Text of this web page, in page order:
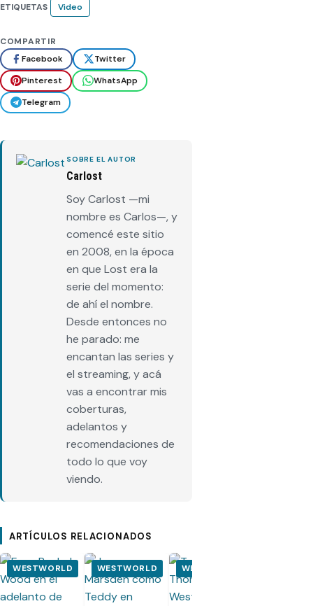
ETIQUETAS Video
COMPARTIR
Facebook
Twitter
Pinterest
WhatsApp
Telegram
SOBRE EL AUTOR
Carlost
Soy Carlost —mi
nombre es Carlos—, y
comencé este sitio
en 2008, en la época
en que Lost era la
serie del momento:
de ahí el nombre.
Desde entonces no
he parado: me
encantan las series y
el streaming, y acá
vas a encontrar mis
coberturas,
adelantos y
recomendaciones de
todo lo que voy
viendo.
ARTÍCULOS RELACIONADOS
WESTWORLD WESTWORLD WESTWORLD